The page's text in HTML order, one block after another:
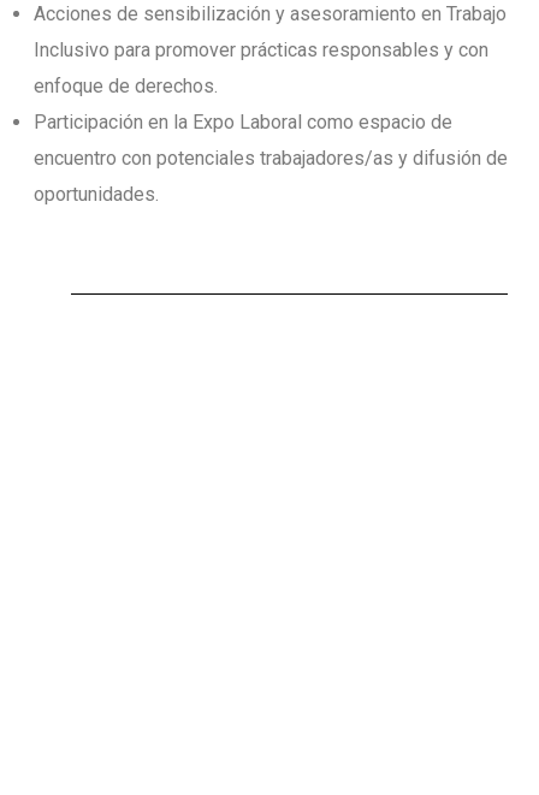
Acciones de sensibilización y asesoramiento en Trabajo
Inclusivo para promover prácticas responsables y con
enfoque de derechos.
Participación en la Expo Laboral como espacio de
encuentro con potenciales trabajadores/as y difusión de
oportunidades.